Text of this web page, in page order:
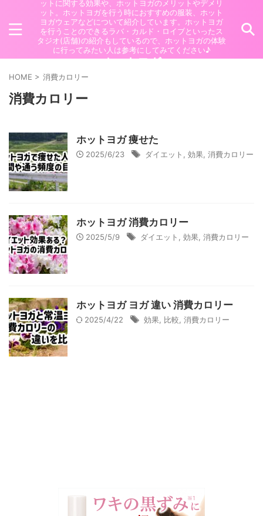
ットに関する効果や、ホットヨガのメリットやデメリ
ット。ホットヨガを行う時におすすめの服装、ホット
ヨガウェアなどについて紹介しています。ホットヨガ
を行うことのできるラバ・カルド・ロイブといったス
タジオ(店舗)の紹介もしているので、ホットヨガの体験
に行ってみたい人は参考にしてみてください♪
ホットヨガ
HOME > 消費カロリー
消費カロリー
ホットヨガ 痩せた
2025/6/23 ダイエット 効果 消費カロリー
ホットヨガ 消費カロリー
2025/5/9 ダイエット 効果 消費カロリー
ホットヨガ ヨガ 違い 消費カロリー
2025/4/22 効果 比較 消費カロリー